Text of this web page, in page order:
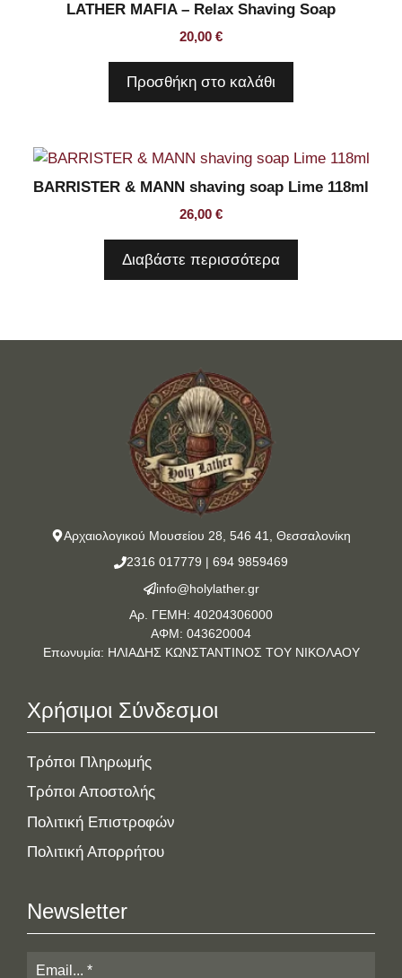
LATHER MAFIA – Relax Shaving Soap
20,00 €
Προσθήκη στο καλάθι
BARRISTER & MANN shaving soap Lime 118ml
26,00 €
Διαβάστε περισσότερα
Αρχαιολογικού Μουσείου 28, 546 41, Θεσσαλονίκη
2316 017779 | 694 9859469
info@holylather.gr
Αρ. ΓΕΜΗ: 40204306000
ΑΦΜ: 043620004
Επωνυμία: ΗΛΙΑΔΗΣ ΚΩΝΣΤΑΝΤΙΝΟΣ ΤΟΥ ΝΙΚΟΛΑΟΥ
Χρήσιμοι Σύνδεσμοι
Τρόποι Πληρωμής
Τρόποι Αποστολής
Πολιτική Επιστροφών
Πολιτική Απορρήτου
Newsletter